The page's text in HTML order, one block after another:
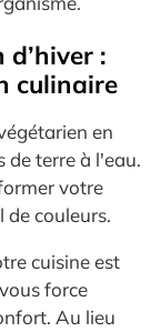
:
culinaire
en
de terre à l'eau.
votre
couleurs.
cuisine est
vous force
Au lieu